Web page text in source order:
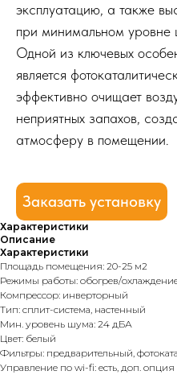
эксплуатацию, а также
при минимальном
Одной из ключевых
является
эффективно очищает
неприятных запахов,
атмосферу в помещении.
Заказать установку
Характеристики
Описание
Характеристики
Площадь помещения: 20-25 м2
Режимы работы: обогрев/
Компрессор: инверторный
Тип: сплит-система, настенный
Мин. уровень шума: 24 дБА
Цвет: белый
Фильтры: предварительный,
Управление по wi-fi: есть, доп. опция